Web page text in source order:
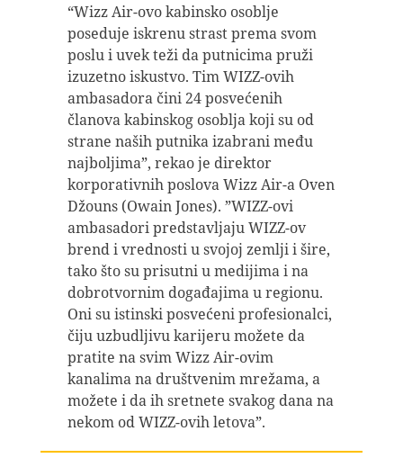
“Wizz Air-ovo kabinsko osoblje
poseduje iskrenu strast prema svom
poslu i uvek teži da putnicima pruži
izuzetno iskustvo. Tim WIZZ-ovih
ambasadora čini 24 posvećenih
članova kabinskog osoblja koji su od
strane naših putnika izabrani među
najboljima”, rekao je direktor
korporativnih poslova Wizz Air-a Oven
Džouns (Owain Jones). ”WIZZ-ovi
ambasadori predstavljaju WIZZ-ov
brend i vrednosti u svojoj zemlji i šire,
tako što su prisutni u medijima i na
dobrotvornim događajima u regionu.
Oni su istinski posvećeni profesionalci,
čiju uzbudljivu karijeru možete da
pratite na svim Wizz Air-ovim
kanalima na društvenim mrežama, a
možete i da ih sretnete svakog dana na
nekom od WIZZ-ovih letova”.